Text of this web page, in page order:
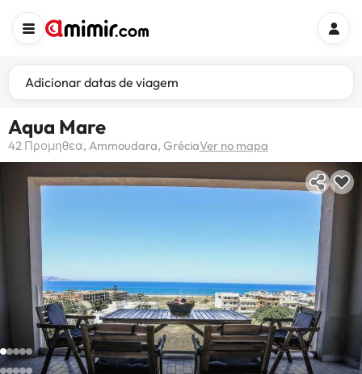
Adicionar datas de viagem
Aqua Mare
42 Προμηθεα, Ammoudara, GréciaVer no mapa